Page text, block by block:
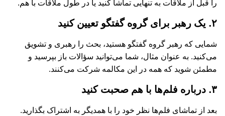
را قبل از ملاقات به تنهایی تماشا کنید یا در طول ملاقات با هم.
۲. یک رهبر برای گروه گفتگو تعیین کنید
شمایی که رهبر گروه گفتگو هستید، بحث را رهبری و تشویق
می‌‌کنید. به عنوان مثال، شما می‌توانید سؤالات باز بپرسید و
مطمئن شوید که همه در این مکالمه شرکت می‌کنند.
۳. درباره فلم‌‌ها با هم صحبت کنید
بعد از تماشای فلم‌‌ها نظر خود را با همدیگر به اشتراک بگذارید.